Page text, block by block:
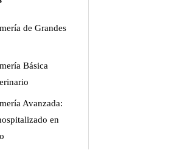
de Grandes
Básica
Avanzada:
en